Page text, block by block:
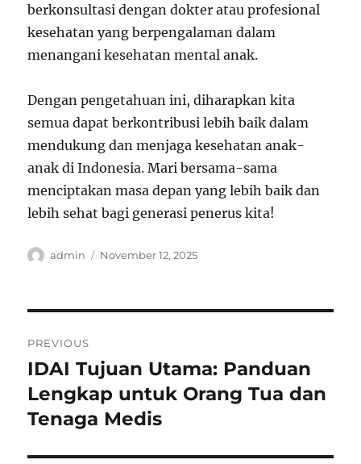
berkonsultasi dengan dokter atau profesional
kesehatan yang berpengalaman dalam
menangani kesehatan mental anak.
Dengan pengetahuan ini, diharapkan kita
semua dapat berkontribusi lebih baik dalam
mendukung dan menjaga kesehatan anak-
anak di Indonesia. Mari bersama-sama
menciptakan masa depan yang lebih baik dan
lebih sehat bagi generasi penerus kita!
Author
admin
Posted
November 12, 2025
navigation
PREVIOUS
Previous
post:
IDAI Tujuan Utama: Panduan
Lengkap untuk Orang Tua dan
Tenaga Medis